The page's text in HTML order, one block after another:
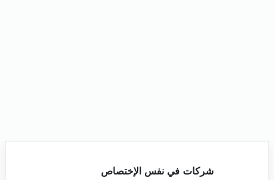
شركات في نفس الإختصاص